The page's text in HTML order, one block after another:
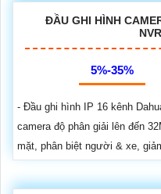
ĐẦU GHI HÌNH
5%-35%
- Đầu ghi hình IP 16 kênh
camera độ phân giải lên đến
mặt, phân biệt người & xe,